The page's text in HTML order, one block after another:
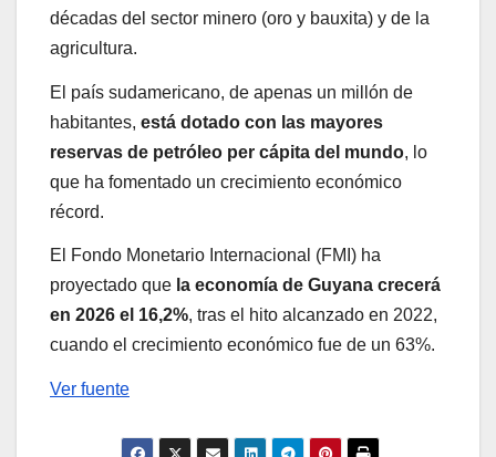
décadas del sector minero (oro y bauxita) y de la
agricultura.
El país sudamericano, de apenas un millón de
habitantes, está dotado con las mayores
reservas de petróleo per cápita del mundo, lo
que ha fomentado un crecimiento económico
récord.
El Fondo Monetario Internacional (FMI) ha
proyectado que la economía de Guyana crecerá
en 2026 el 16,2%, tras el hito alcanzado en 2022,
cuando el crecimiento económico fue de un 63%.
Ver fuente